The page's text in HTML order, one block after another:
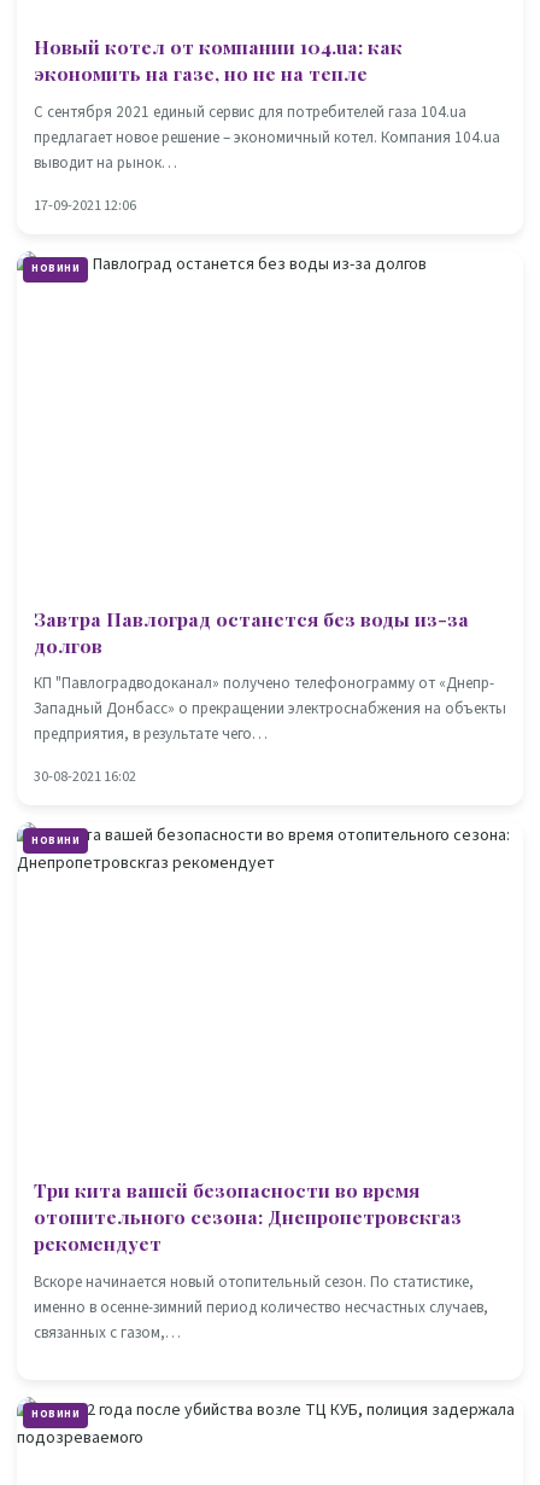
Новый котел от компании 104.ua: как
экономить на газе, но не на тепле
С сентября 2021 единый сервис для потребителей газа 104.ua
предлагает новое решение – экономичный котел. Компания 104.ua
выводит на рынок…
17-09-2021 12:06
НОВИНИ
Завтра Павлоград останется без воды из-за
долгов
КП "Павлоградводоканал» получено телефонограмму от «Днепр-
Западный Донбасс» о прекращении электроснабжения на объекты
предприятия, в результате чего…
30-08-2021 16:02
НОВИНИ
Три кита вашей безопасности во время
отопительного сезона: Днепропетровскгаз
рекомендует
Вскоре начинается новый отопительный сезон. По статистике,
именно в осенне-зимний период количество несчастных случаев,
связанных с газом,…
НОВИНИ